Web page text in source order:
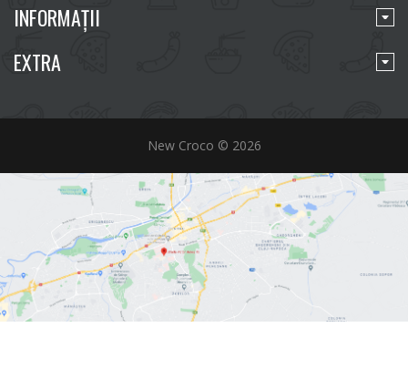
INFORMAŢII
EXTRA
New Croco © 2026